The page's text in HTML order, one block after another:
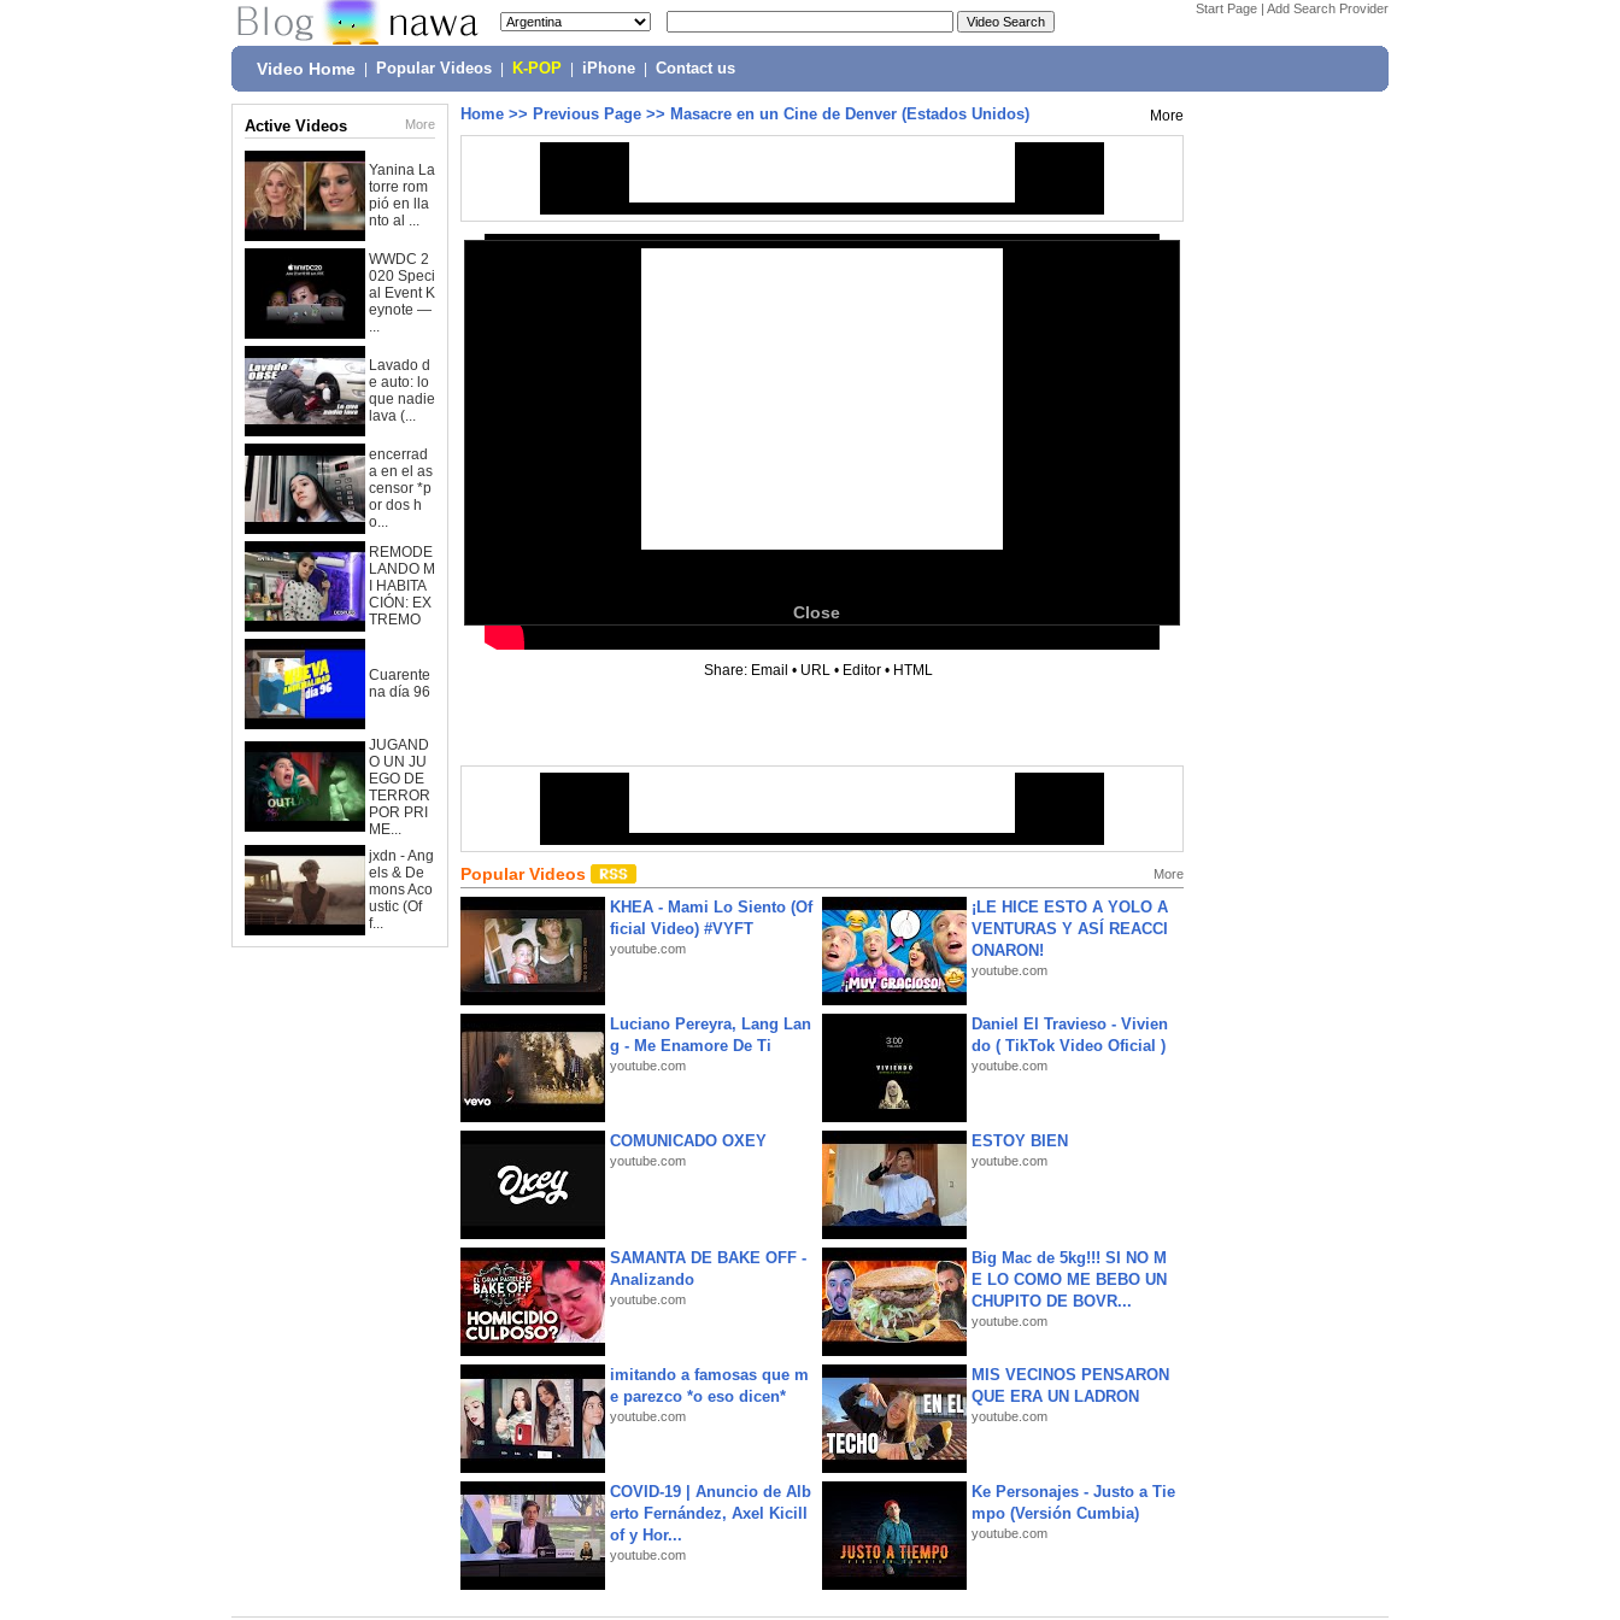
Start Page | Add Search Provider
Video Home Popular Videos K-POP iPhone Contact us
Active Videos More
Yanina La
torre rom
pió en lla
nto al ...
WWDC 2
020 Speci
al Event K
eynote —
...
Lavado d
e auto: lo
que nadie
lava (...
encerrad
a en el as
censor *p
or dos h
o...
REMODE
LANDO M
I HABITA
CIÓN: EX
TREMO
Cuarente
na día 96
JUGAND
O UN JU
EGO DE
TERROR
POR PRI
ME...
jxdn - Ang
els & De
mons Aco
ustic (Of
f...
Home >> Previous Page >> Masacre en un Cine de Denver (Estados Unidos) More
Close
Share: Email • URL • Editor • HTML
Popular Videos More
KHEA - Mami Lo Siento (Of
ficial Video) #VYFT
youtube.com
¡LE HICE ESTO A YOLO A
VENTURAS Y ASÍ REACCI
ONARON!
youtube.com
Luciano Pereyra, Lang Lan
g - Me Enamore De Ti
youtube.com
Daniel El Travieso - Vivien
do ( TikTok Video Oficial )
youtube.com
COMUNICADO OXEY
youtube.com
ESTOY BIEN
youtube.com
SAMANTA DE BAKE OFF -
Analizando
youtube.com
Big Mac de 5kg!!! SI NO M
E LO COMO ME BEBO UN
CHUPITO DE BOVR...
youtube.com
imitando a famosas que m
e parezco *o eso dicen*
youtube.com
MIS VECINOS PENSARON
QUE ERA UN LADRON
youtube.com
COVID-19 | Anuncio de Alb
erto Fernández, Axel Kicill
of y Hor...
youtube.com
Ke Personajes - Justo a Tie
mpo (Versión Cumbia)
youtube.com